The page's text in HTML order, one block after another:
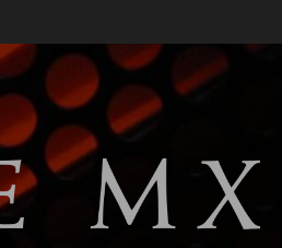
cuatro años de
enfrentamientos
agosto 8, 2026
Declaran accidental la
muerte de Brandon Clarke
por consumo de heroína y
cocaína